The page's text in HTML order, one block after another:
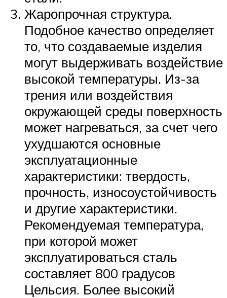
Жаропрочная структура.
Подобное качество определяет
то, что создаваемые изделия
могут выдерживать воздействие
высокой температуры. Из-за
трения или воздействия
окружающей среды поверхность
может нагреваться, за счет чего
ухудшаются основные
эксплуатационные
характеристики: твердость,
прочность, износоустойчивость
и другие характеристики.
Рекомендуемая температура,
при которой может
эксплуатироваться сталь
составляет 800 градусов
Цельсия. Более высокий